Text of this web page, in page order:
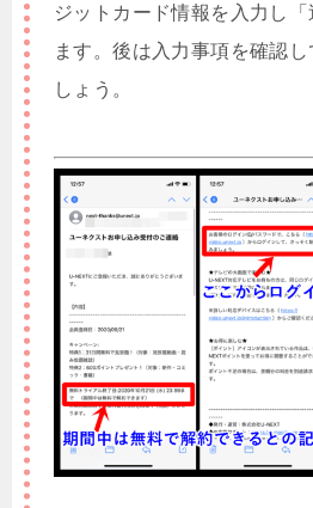
ジットカード情報を入力し
ます。後は入力事項を確認
しょう。